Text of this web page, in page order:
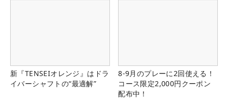
新『TENSEIオレンジ』はドラ
イバーシャフトの“最適解”
8-9月のプレーに2回使える！
コース限定2,000円クーポン
配布中！